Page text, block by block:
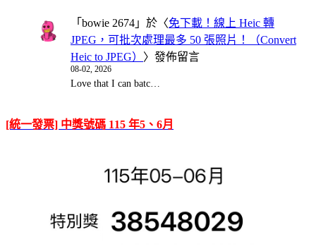
「 bowie 2674 」於〈免下載！線上 Heic 轉
JPEG，可批次處理最多 50 張照片！（Convert
Heic to JPEG） 〉發佈留言
08-02, 2026
Love that I can batc…
[統一發票] 中獎號碼 115 年5、6月